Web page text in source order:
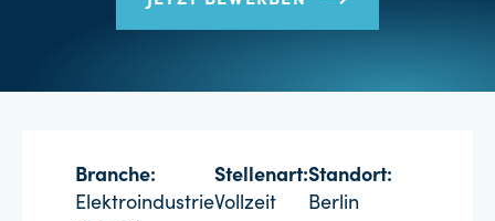
Branche:
Elektroindustrie
Stellenart:
Vollzeit
Standort:
Berlin